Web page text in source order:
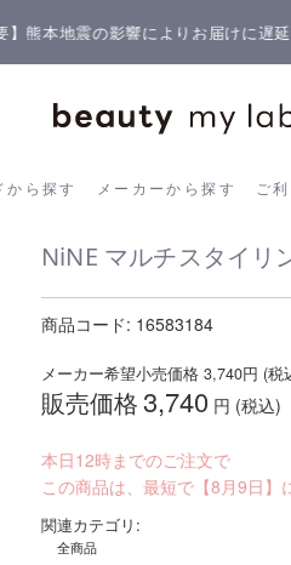
熊本地震の影響によりお届けに遅延
から探す メーカーから探す ご
ンドから探す メーカーから探す
NiNE マルチスタイリ
商品コード: 16583184
メーカー希望小売価格 3,740円 (税
販売価格3,740 円 (税込)
本日12時までのご注文で
この商品は、最短で【8月9日】
関連カテゴリ:
全商品